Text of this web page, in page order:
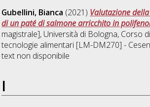
Gubellini, Bianca (2021) Valutazione
di un paté di salmone arricchito in
magistrale], Università di Bologna, Corso
tecnologie alimentari [LM-DM270] -
text non disponibile
I